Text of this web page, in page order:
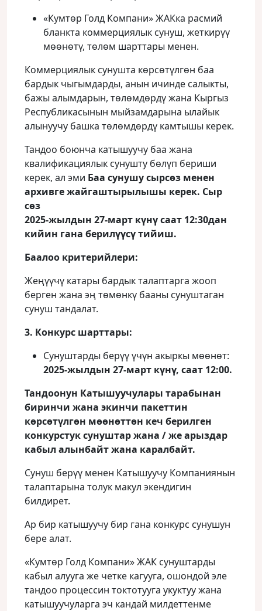
«Кумтөр Голд Компани» ЖАКка расмий
бланкта коммерциялык сунуш, жеткирүү
мөөнөтү, төлөм шарттары менен.
Коммерциялык сунушта көрсөтүлгөн баа
бардык чыгымдарды, анын ичинде салыкты,
бажы алымдарын, төлөмдөрдү жана Кыргыз
Республикасынын мыйзамдарына ылайык
алынуучу башка төлөмдөрдү камтышы керек.
Тандоо боюнча катышуучу баа жана
квалификациялык сунушту бөлүп бериши
керек, ал эми Баа сунушу сырсөз менен
архивге жайгаштырылышы керек. Сыр
сөз
2025-жылдын 27-март күнү саат 12:30дан
кийин гана берилүүсү тийиш.
Баалоо критерийлери:
Жеңүүчү катары бардык талаптарга жооп
берген жана эң төмөнкү бааны сунуштаган
сунуш тандалат.
3. Конкурс шарттары:
Сунуштарды берүү үчүн акыркы мөөнөт:
2025-жылдын 27-март күнү, саат 12:00.
Тандоонун Катышуучулары тарабынан
биринчи жана экинчи пакеттин
көрсөтүлгөн мөөнөттөн кеч берилген
конкурстук сунуштар жана / же арыздар
кабыл алынбайт жана каралбайт.
Сунуш берүү менен Катышуучу Компаниянын
талаптарына толук макул экендигин
билдирет.
Ар бир катышуучу бир гана конкурс сунушун
бере алат.
«Кумтөр Голд Компани» ЖАК сунуштарды
кабыл алууга же четке кагууга, ошондой эле
тандоо процессин токтотууга укуктуу жана
катышуучуларга эч кандай милдеттенме